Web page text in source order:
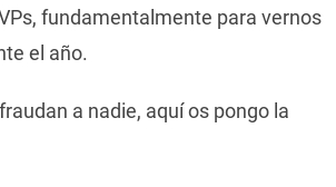
fundamentalmente para vernos
el año.
a nadie, aquí os pongo la